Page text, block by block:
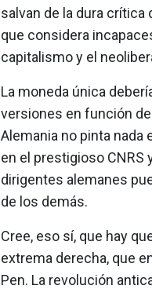
salvan de la dura
que considera
capitalismo y el
La moneda única
versiones en función
Alemania no pinta nada
en el prestigioso CNRS
dirigentes alemanes
de los demás.
Cree, eso sí, que hay
extrema derecha, que
Pen. La revolución